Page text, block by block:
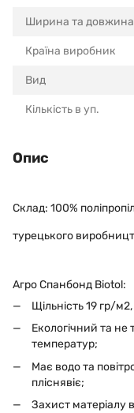
Ширина та довжина
Країна виробник
Вид
Кількість в уп.
Опис
Склад: 100%
турецького
Агро Спанбонд Biotol:
Щільність 19 гр/
Екологічний та не
температур;
Має водо та
пліснявіє;
Захист матеріалу